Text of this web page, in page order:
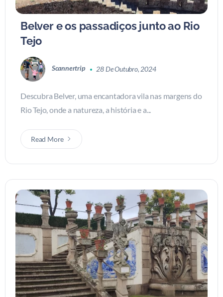
Belver e os passadiços junto ao Rio
Tejo
Scannertrip 28 De Outubro, 2024
Descubra Belver, uma encantadora vila nas margens do
Rio Tejo, onde a natureza, a história e a...
Read More